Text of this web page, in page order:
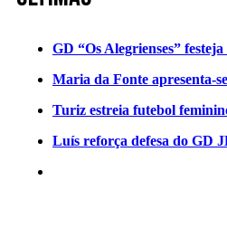
GD “Os Alegrienses” festeja
Maria da Fonte apresenta-
Turiz estreia futebol
Luís reforça defesa do GD